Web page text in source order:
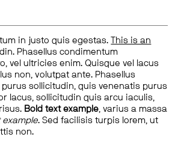
in justo quis egestas.
This is an
Phasellus condimentum
vel ultricies enim. Quisque vel lacus
non, volutpat ante. Phasellus
sollicitudin, quis venenatis purus
lacus, sollicitudin quis arcu iaculis,
Bold text example, varius a massa
example. Sed facilisis turpis lorem, ut
non.